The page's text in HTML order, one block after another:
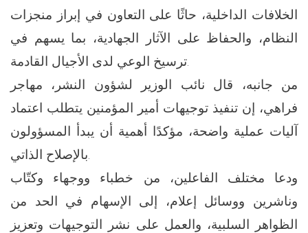
الخلافات الداخلية، حاثًا على التعاون في إبراز منجزات
النظام، والحفاظ على الآثار الجهادية، بما يسهم في
ترسيخ الوعي لدى الأجيال القادمة.
من جانبه، قال نائب الوزير لشؤون النشر، مهاجر
فراهي، إن تنفيذ توجيهات أمير المؤمنين يتطلب اعتماد
آليات عملية واضحة، مؤكدًا أهمية أن يبدأ المسؤولون
بالإصلاح الذاتي.
ودعا مختلف الفاعلين، من خطباء ووجهاء وكتّاب
وناشرين ووسائل إعلام، إلى الإسهام في الحد من
الظواهر السلبية، والعمل على نشر التوجيهات وتعزيز